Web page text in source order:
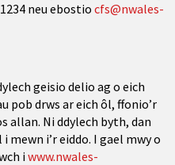
neu ebostio cfs@nwales-
geisio delio ag o eich
pob drws ar eich ôl, ffonio’r
allan. Ni ddylech byth, dan
mewn i’r eiddo. I gael mwy o
i www.nwales-